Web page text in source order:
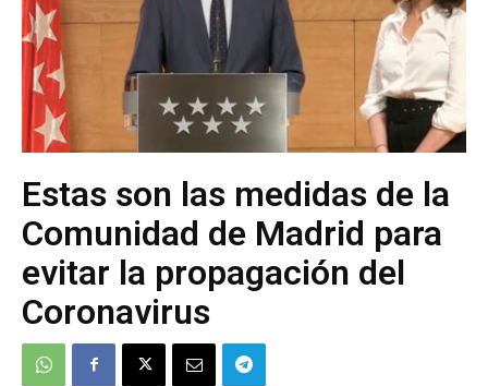
Estas son las medidas de la
Comunidad de Madrid para
evitar la propagación del
Coronavirus